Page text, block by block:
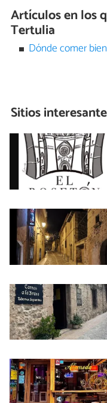
Artículos en los
Tertulia
Dónde comer
Sitios